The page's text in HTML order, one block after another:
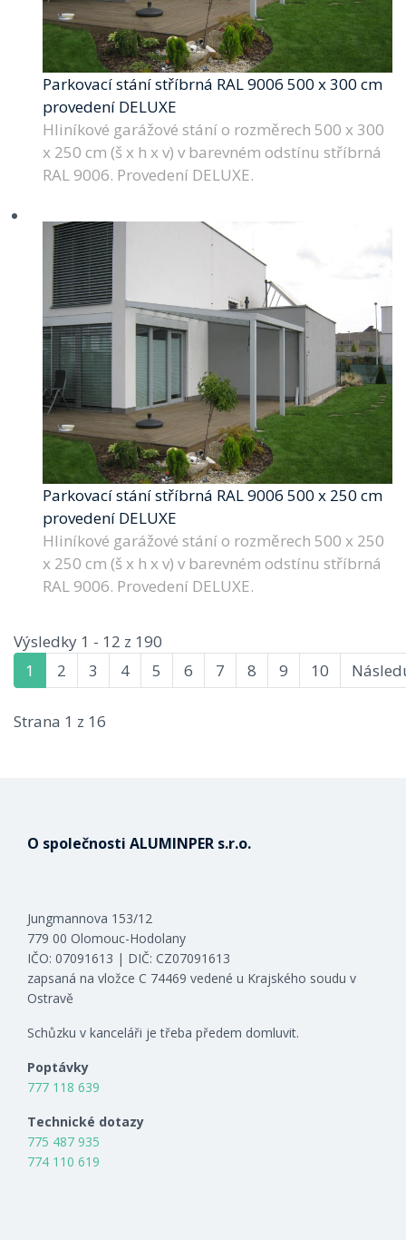
Parkovací stání stříbrná RAL 9006 500 x 300 cm
provedení DELUXE
Hliníkové garážové stání o rozměrech 500 x 300
x 250 cm (š x h x v) v barevném odstínu stříbrná
RAL 9006. Provedení DELUXE.
Parkovací stání stříbrná RAL 9006 500 x 250 cm
provedení DELUXE
Hliníkové garážové stání o rozměrech 500 x 250
x 250 cm (š x h x v) v barevném odstínu stříbrná
RAL 9006. Provedení DELUXE.
Výsledky 1 - 12 z 190
1
2 3 4 5 6 7 8 9 10
Strana 1 z 16
O společnosti ALUMINPER s.r.o.
Jungmannova 153/12
779 00 Olomouc-Hodolany
IČO: 07091613 | DIČ: CZ07091613
zapsaná na vložce C 74469 vedené u Krajského soudu v
Ostravě
Schůzku v kanceláři je třeba předem domluvit.
Poptávky
777 118 639
Technické dotazy
775 487 935
774 110 619